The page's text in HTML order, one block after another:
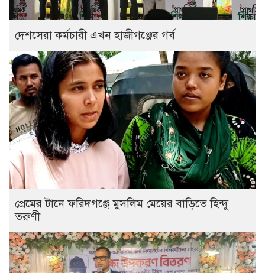
দেশসেরা কর্মচারী এখন হাজীগঞ্জের গর্ব
প্রেমের টানে ফরিদগঞ্জে মুসলিম মেয়ের বাড়িতে হিন্দু
তরুণী